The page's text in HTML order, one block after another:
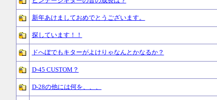
新年あけましておめでとうございます。
探しています！！
ドへぼでもキターがよけりゃなんとかなるか？
D-45 CUSTOM？
D-28の他には何を、、、